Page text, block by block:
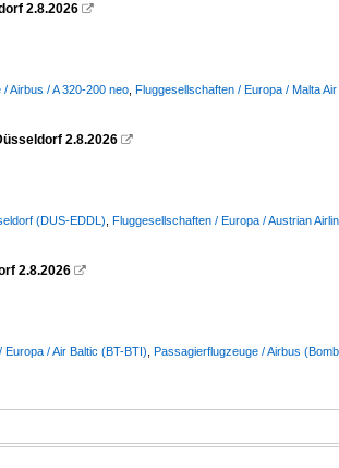
2.8.2026 
Airbus / A 320-200 neo Fluggesellschaften / Europa / Malta Air
2.8.2026 
(DUS-EDDL) Fluggesellschaften / Europa / Austrian
2.8.2026 
/ Air Baltic (BT-BTI) Passagierflugzeuge / Airbus